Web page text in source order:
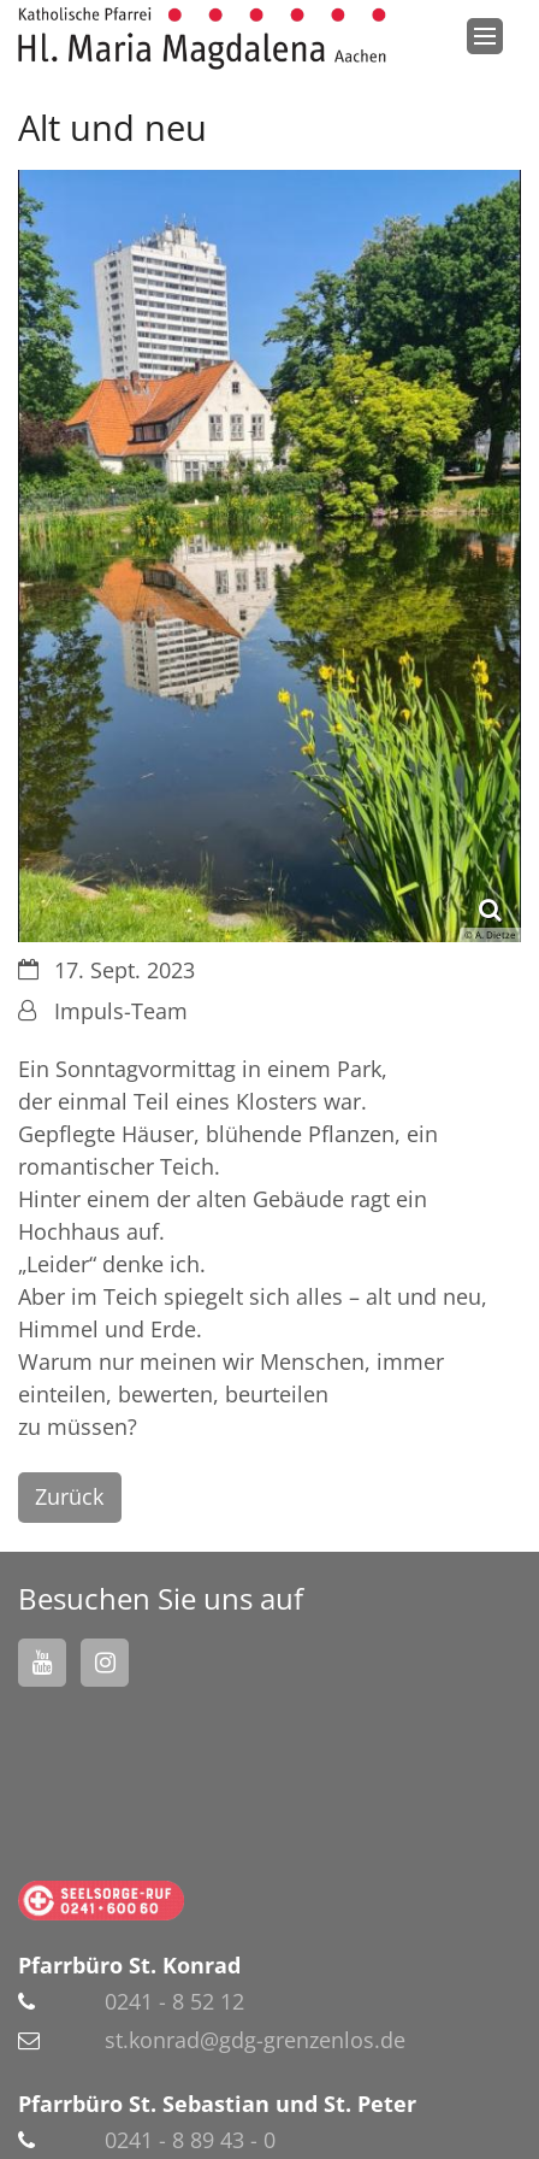
Zum Inhalt springen
Alt und neu
© A. Dietze
Datum:17. Sept. 2023
Von:Impuls-Team
Ein Sonntagvormittag in einem Park,
der einmal Teil eines Klosters war.
Gepflegte Häuser, blühende Pflanzen, ein
romantischer Teich.
Hinter einem der alten Gebäude ragt ein
Hochhaus auf.
„Leider“ denke ich.
Aber im Teich spiegelt sich alles – alt und neu,
Himmel und Erde.
Warum nur meinen wir Menschen, immer
einteilen, bewerten, beurteilen
zu müssen?
Zurück
Besuchen Sie uns auf
Pfarrbüro St. Konrad
0241 - 8 52 12
st.konrad@gdg-grenzenlos.de
Pfarrbüro St. Sebastian und St. Peter
0241 - 8 89 43 - 0